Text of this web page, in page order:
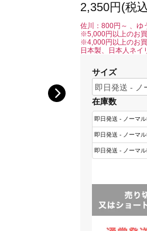
2,350円(税
佐川：800円～ 、ゆ
※5,000円以上のお
※4,000円以上のお
日本製、日本人ネイ
サイズ
在庫数